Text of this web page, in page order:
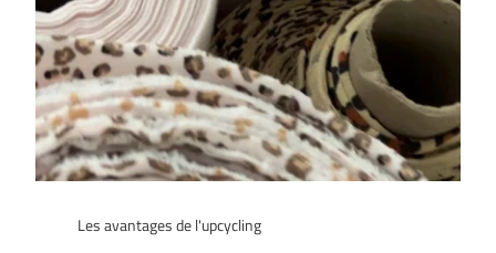
Les avantages de l'upcycling